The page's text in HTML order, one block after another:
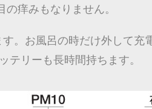
痒みもなりません。
。お風呂の時だけ外して
テリーも長時間持ちます。